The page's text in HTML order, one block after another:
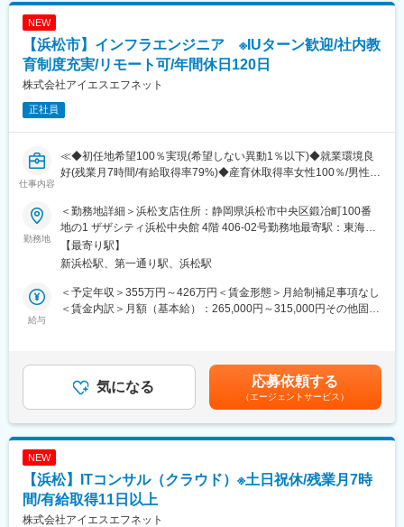
（2）東証プライム上場／創業55年以上の多角事業の安定感／リ
ーマンショックや感染症拡大時でも安定した業績
（3）充実の研修制度／ビジネスマナー研修から階層別研修、資格
取得支援制度など、スキルアップ支援が充実
／時短勤務小6まで／えるぼし認定
用監視業務
■教育体制：
入社研修ではIT技術研修をしており、その後もAWS無料トレーニ
用」の段階がスキップされます。
※エンジニアのスキルアップ・待遇アップを第一に考えており、約
※設計構築経験以上になると監視や保守運用案件の可能性は低いで
す。そうすると、日勤かつ上流案件に携わることができ、基本土
日祝休みとなります。
■転勤：現在静岡拠点（浜松、静岡、沼津）では案件開拓が進んで
いです。また、1年間の実績として、静岡3拠点間の異動が2～3
名、会社指示での県外他拠点への移動は年間1～2名となっており
■働き方：残業時間は月7時間です。派遣という形態上、残業は発
生しずらいですが、それだけではなく同社には残業対策チームが
あり、過度な残業など何か問題がある場合はチームから所属部署
NEW
【浜松市】インフラエンジニア ※IUターン歓迎/社内教
育制度充実/リモート可/年間休日120日
株式会社アイエスエフネット
正社員
仕事内容
≪◆初任地希望100％実現(希望しない異動1％以下)◆就業環境良
好(残業月7時間/有給取得率79%)◆産育休取得率女性100％/男性
■職務内容：
ネットワークやサーバの運用・保守や監視、PCなどのテクニカル
サポートを担当頂きます。
■職務概要：
大手企業での就業が多く、運用系の案件は数年単位の長期に及び
ます。データセンターの移転に関するプロジェクトや、ハード機
能な環境です。
■プロジェクト例：
・SaaS型監視サービスやバックアップサービス等の維持運用業務
用監視業務
■教育体制：
入社研修ではIT技術研修をしており、その後もAWS無料トレーニ
勤務地
＜勤務地詳細＞浜松支店住所：静岡県浜松市中央区鍛冶町100番
地の1 ザザシティ浜松中央館 4階 406-02号勤務地最寄駅：東海道
本線／浜松駅受動喫煙対策：敷地内全面禁煙変更の範囲：会社の
定める事業所
【最寄り駅】
新浜松駅、第一通り駅、浜松駅
給与
＜予定年収＞355万円～426万円＜賃金形態＞月給制補足事項なし
＜賃金内訳＞月額（基本給）：265,000円～315,000円その他固定
インセンティブ賞与が別途支給となります。賃金はあくまでも目
安の金額であり、選考を通じて上下する可能性があります。月給
(月額)は固定手当を含めた表記です。
気になる 応募依頼する
（エージェントサービス）
NEW
【浜松】ITコンサル（クラウド）※土日祝休/残業月7時
間/有給取得11日以上
株式会社アイエスエフネット